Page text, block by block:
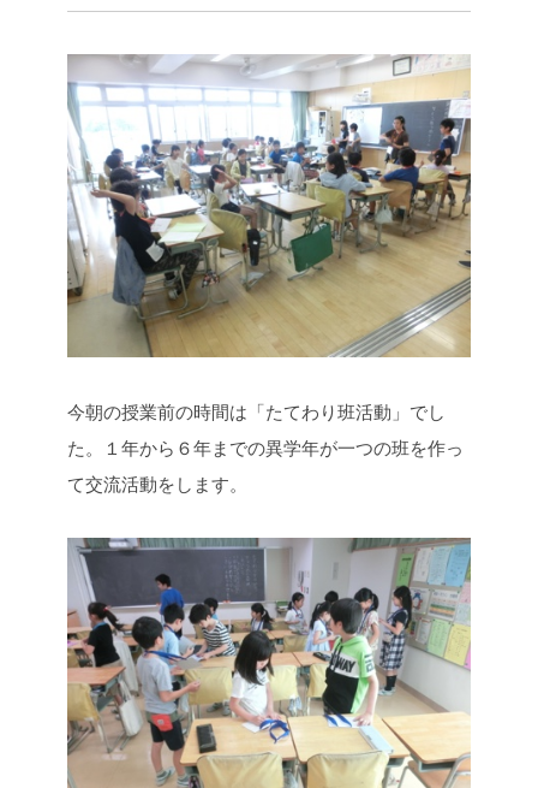
今朝の授業前の時間は「たてわり班活動」でし
た。１年から６年までの異学年が一つの班を作っ
て交流活動をします。